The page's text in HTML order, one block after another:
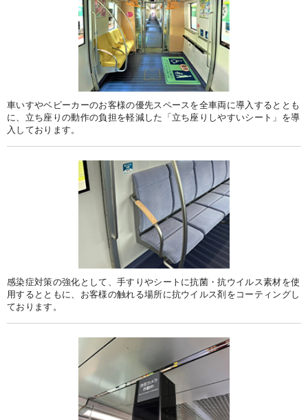
車いすやベビーカーのお客様の優先スペースを全車両に導入するととも
に、立ち座りの動作の負担を軽減した「立ち座りしやすいシート」を導
入しております。
感染症対策の強化として、手すりやシートに抗菌・抗ウイルス素材を使
用するとともに、お客様の触れる場所に抗ウイルス剤をコーティングし
ております。